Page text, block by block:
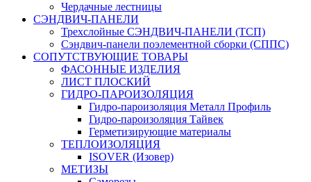
Чердачные лестницы
СЭНДВИЧ-ПАНЕЛИ
Трехслойные СЭНДВИЧ-ПАНЕЛИ (ТСП)
Сэндвич-панели поэлементной сборки (СППС)
СОПУТСТВУЮЩИЕ ТОВАРЫ
ФАСОННЫЕ ИЗДЕЛИЯ
ЛИСТ ПЛОСКИЙ
ГИДРО-ПАРОИЗОЛЯЦИЯ
Гидро-пароизоляция Металл Профиль
Гидро-пароизоляция Тайвек
Герметизирующие материалы
ТЕПЛОИЗОЛЯЦИЯ
ISOVER (Изовер)
МЕТИЗЫ